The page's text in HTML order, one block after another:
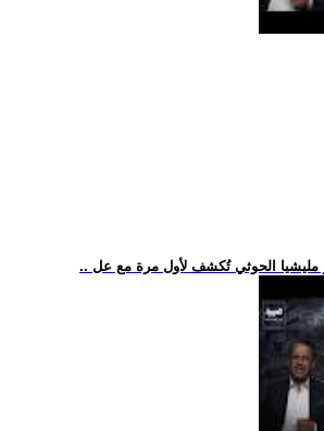
مليشيا الحوثي تُكشف لأول مرة مع عل